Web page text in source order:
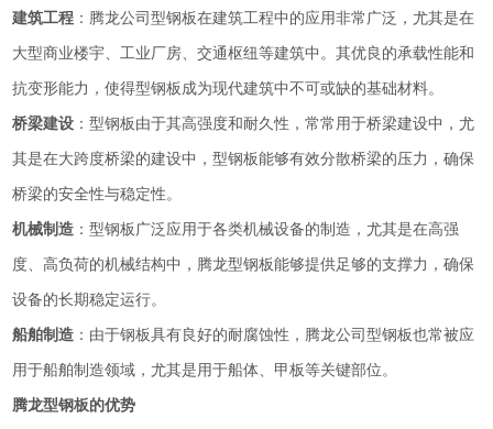
建筑工程 ：腾龙公司型钢板在建筑工程中的应用非常广泛，尤其是在
大型商业楼宇、工业厂房、交通枢纽等建筑中。其优良的承载性能和
抗变形能力，使得型钢板成为现代建筑中不可或缺的基础材料。
桥梁建设 ：型钢板由于其高强度和耐久性，常常用于桥梁建设中，尤
其是在大跨度桥梁的建设中，型钢板能够有效分散桥梁的压力，确保
桥梁的安全性与稳定性。
机械制造 ：型钢板广泛应用于各类机械设备的制造，尤其是在高强
度、高负荷的机械结构中，腾龙型钢板能够提供足够的支撑力，确保
设备的长期稳定运行。
船舶制造 ：由于钢板具有良好的耐腐蚀性，腾龙公司型钢板也常被应
用于船舶制造领域，尤其是用于船体、甲板等关键部位。
腾龙型钢板的优势